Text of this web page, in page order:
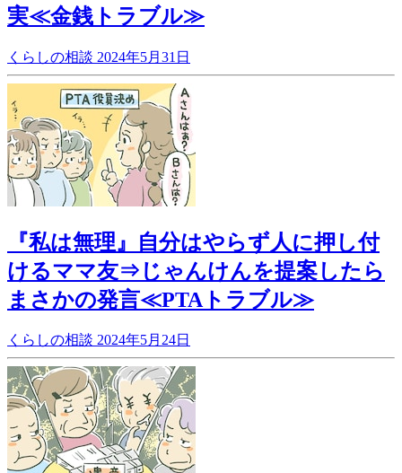
実≪金銭トラブル≫
くらしの相談 2024年5月31日
『私は無理』自分はやらず人に押し付
けるママ友⇒じゃんけんを提案したら
まさかの発言≪PTAトラブル≫
くらしの相談 2024年5月24日